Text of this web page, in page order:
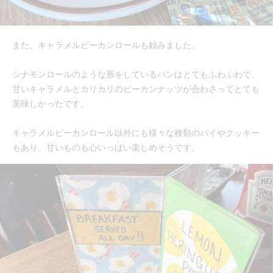
また、キャラメルピーカンロールも頼みました。
シナモンロールのような形をしているパンはとてもふわふわで、
甘いキャラメルとカリカリのピーカンナッツが合わさってとても
美味しかったです。
キャラメルピーカンロール以外にも様々な種類のパイやクッキー
もあり、甘いものも心いっぱい楽しめそうです。